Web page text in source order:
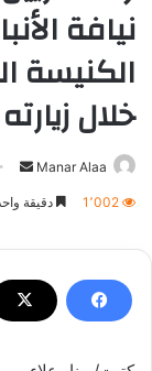
نيافة
الكنيسة
خلال
Manar Alaa
1٬002 دقيقة